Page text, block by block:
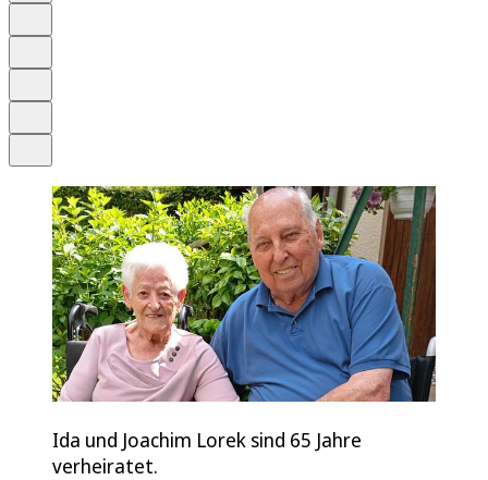
Ida und Joachim Lorek sind 65 Jahre
verheiratet.